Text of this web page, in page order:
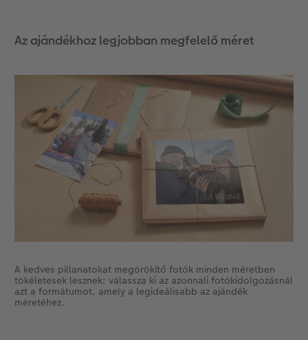
Az ajándékhoz legjobban megfelelő méret
A kedves pillanatokat megörökítő fotók minden méretben
tökéletesek lesznek: válassza ki az azonnali fotókidolgozásnál
azt a formátumot, amely a legideálisabb az ajándék
méretéhez.